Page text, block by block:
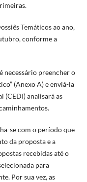
Temáticos ao ano,
conforme a
preencher o
(Anexo A) e enviá-la
(CEDI) analisará as
se com o período que
da proposta e a
recebidas até o
para
Por sua vez, as